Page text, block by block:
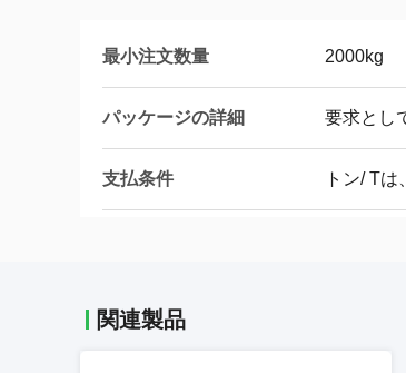
最小注文数量 2000kg
パッケージの詳細 要求とし
支払条件 トン/ T
関連製品